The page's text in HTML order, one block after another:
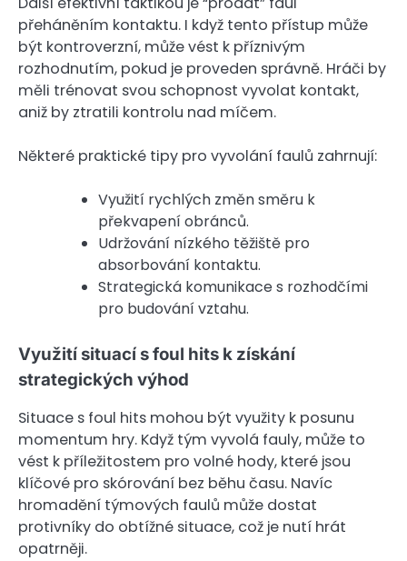
přeháněním kontaktu. I když tento přístup může
být kontroverzní, může vést k příznivým
rozhodnutím, pokud je proveden správně. Hráči by
měli trénovat svou schopnost vyvolat kontakt,
aniž by ztratili kontrolu nad míčem.
Některé praktické tipy pro vyvolání faulů zahrnují:
Využití rychlých změn směru k
překvapení obránců.
Udržování nízkého těžiště pro
absorbování kontaktu.
Strategická komunikace s rozhodčími
pro budování vztahu.
Využití situací s foul hits k získání
strategických výhod
Situace s foul hits mohou být využity k posunu
momentum hry. Když tým vyvolá fauly, může to
vést k příležitostem pro volné hody, které jsou
klíčové pro skórování bez běhu času. Navíc
hromadění týmových faulů může dostat
protivníky do obtížné situace, což je nutí hrát
opatrněji.